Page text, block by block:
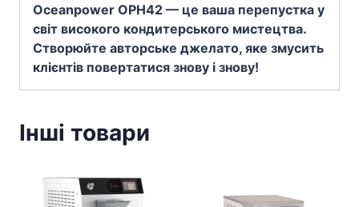
Oceanpower OPH42 — це ваша перепустка у
світ високого кондитерського мистецтва.
Створюйте авторське джелато, яке змусить
клієнтів повертатися знову і знову!
Інші товари